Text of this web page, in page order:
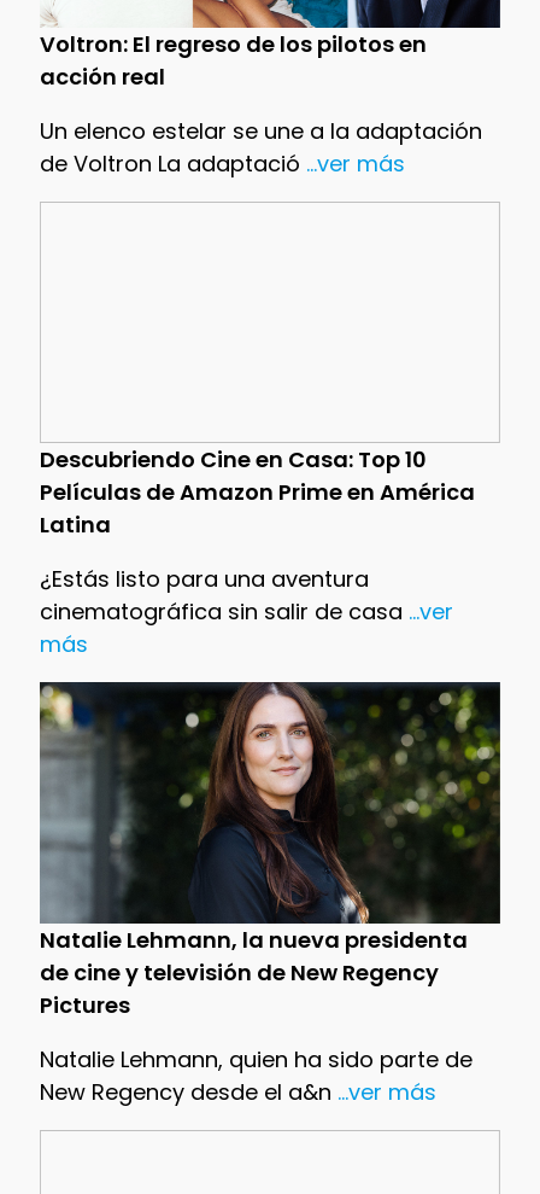
Voltron: El regreso de los pilotos en
acción real
Un elenco estelar se une a la adaptación
de Voltron La adaptació ...ver más
Descubriendo Cine en Casa: Top 10
Películas de Amazon Prime en América
Latina
¿Estás listo para una aventura
cinematográfica sin salir de casa ...ver
más
Natalie Lehmann, la nueva presidenta
de cine y televisión de New Regency
Pictures
Natalie Lehmann, quien ha sido parte de
New Regency desde el a&n ...ver más